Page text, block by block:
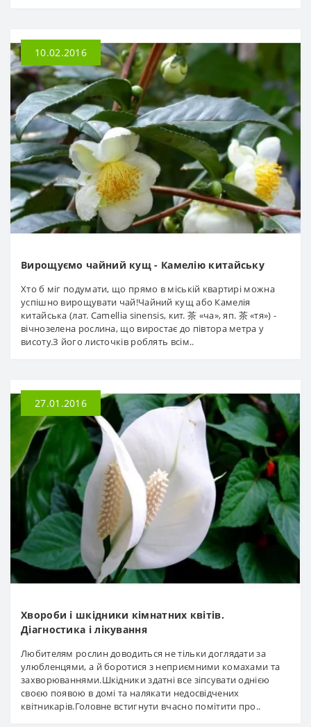
10.02.2016
Вирощуємо чайний кущ - Камелію китайську
Хто б міг подумати, що прямо в міській квартирі можна
успішно вирощувати чай!Чайний кущ або Камелія
китайська (лат. Camellia sinensis, кит. 茶 «ча», яп. 茶 «тя») -
вічнозелена рослина, що виростає до півтора метра у
висоту.З його листочків роблять всім..
27.01.2016
Хвороби і шкідники кімнатних квітів.
Діагностика і лікування
Любителям рослин доводиться не тільки доглядати за
улюбленцями, а й боротися з неприємними комахами та
захворюваннями.Шкідники здатні все зіпсувати однією
своєю появою в домі та налякати недосвідчених
квітникарів.Головне встигнути вчасно помітити про..